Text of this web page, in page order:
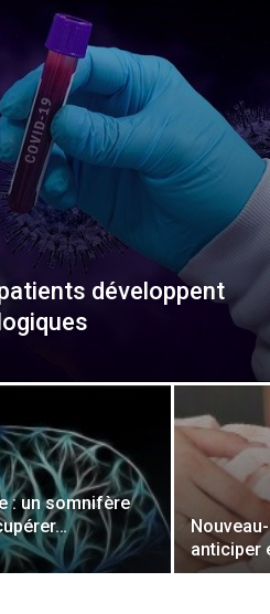
développent
: un somnifère
anticiper